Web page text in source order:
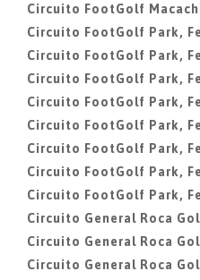
Circuito FootGolf
Circuito FootGolf Park,
Circuito FootGolf Park,
Circuito FootGolf Park,
Circuito FootGolf Park,
Circuito FootGolf Park,
Circuito FootGolf Park,
Circuito FootGolf Park,
Circuito FootGolf Park,
Circuito General Roca
Circuito General Roca
Circuito General Roca